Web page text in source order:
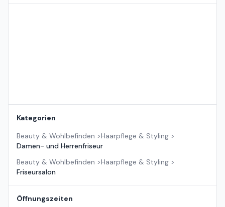
Kategorien
Beauty & Wohlbefinden >Haarpflege & Styling >
Damen- und Herrenfriseur
Beauty & Wohlbefinden >Haarpflege & Styling >
Friseursalon
Öffnungszeiten